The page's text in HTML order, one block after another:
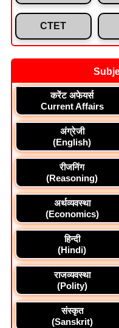
CTET
करेंट अफेयर्स
Current Affairs
अंग्रेजी
(English)
रीजनिंग
(Reasoning)
अर्थव्यवस्था
(Economics)
हिन्दी
(Hindi)
राजव्यवस्था
(Polity)
संस्कृत
(Sanskrit)